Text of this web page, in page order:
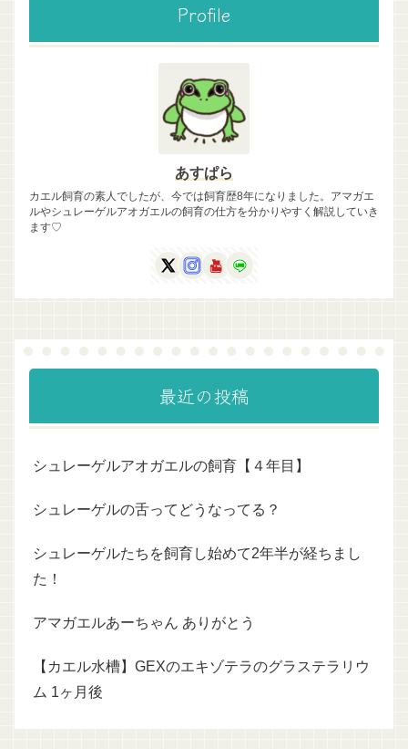
Profile
あすぱら
カエル飼育の素人でしたが、今では飼育歴8年になりました。アマガエ
ルやシュレーゲルアオガエルの飼育の仕方を分かりやすく解説していき
ます♡
最近の投稿
シュレーゲルアオガエルの飼育【４年目】
シュレーゲルの舌ってどうなってる？
シュレーゲルたちを飼育し始めて2年半が経ちまし
た！
アマガエルあーちゃん ありがとう
【カエル水槽】GEXのエキゾテラのグラステラリウ
ム 1ヶ月後